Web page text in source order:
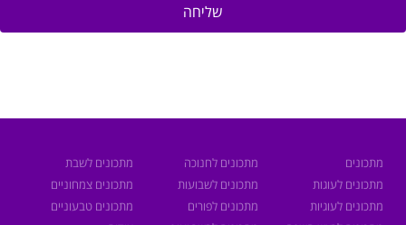
שליחה
מתכונים
מתכונים לעוגות
מתכונים לעוגיות
מתכונים לחנוכה
מתכונים לשבועות
מתכונים לפורים
מתכונים לשבת
מתכונים צמחוניים
מתכונים טבעוניים